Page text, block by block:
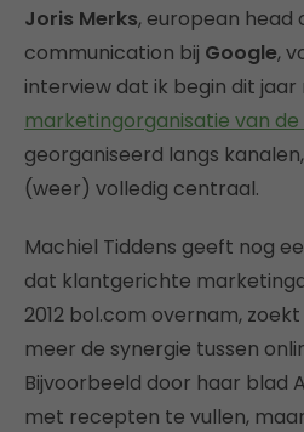
Joris Merks, european head
communication bij Google,
interview dat ik begin dit jaar
marketingorganisatie van
georganiseerd langs
(weer) volledig centraal.
Machiel Tiddens geeft nog
dat klantgerichte
2012 bol.com overnam,
meer de synergie tussen
Bijvoorbeeld door haar blad
met recepten te vullen,